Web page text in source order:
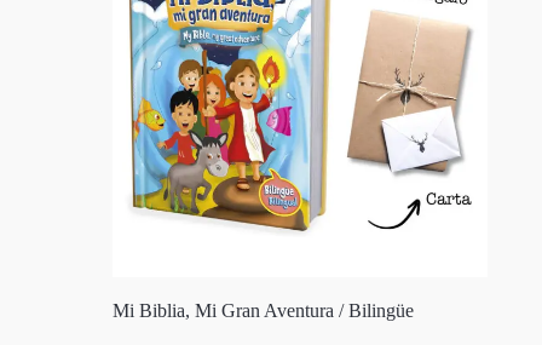
Mi Biblia, Mi Gran Aventura / Bilingüe